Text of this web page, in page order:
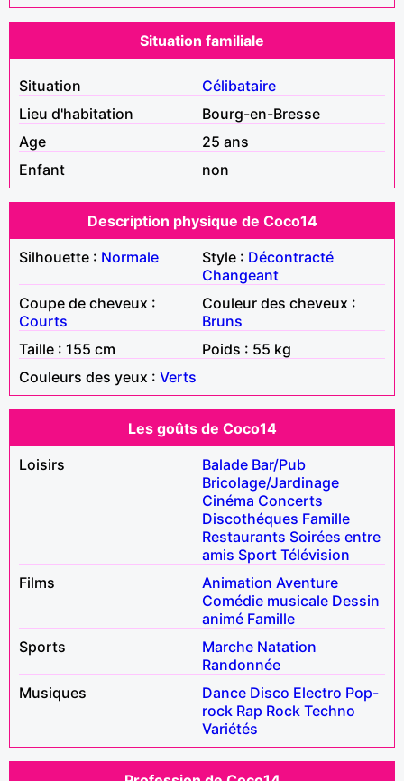
Situation familiale
Situation
Célibataire
Lieu d'habitation
Bourg-en-Bresse
Age
25 ans
Enfant
non
Description physique de Coco14
Silhouette : Normale Style : Décontracté
Changeant
Coupe de cheveux :
Courts
Couleur des cheveux :
Bruns
Taille : 155 cm
Poids : 55 kg
Couleurs des yeux : Verts
Les goûts de Coco14
Loisirs
Balade Bar/Pub
Bricolage/Jardinage
Cinéma Concerts
Discothéques Famille
Restaurants Soirées entre
amis Sport Télévision
Films
Animation Aventure
Comédie musicale Dessin
animé Famille
Sports
Marche Natation
Randonnée
Musiques
Dance Disco Electro Pop-
rock Rap Rock Techno
Variétés